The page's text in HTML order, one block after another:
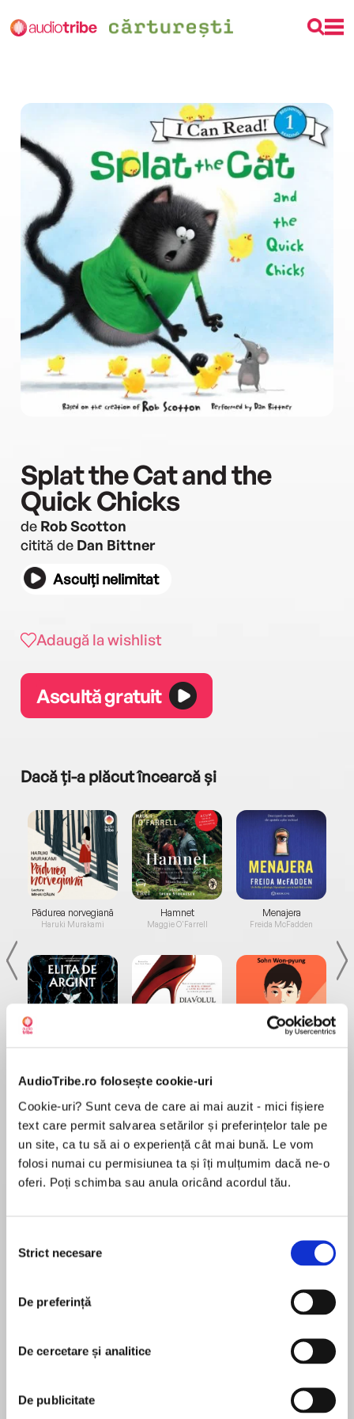
AudioTribe.ro folosește cookie-uri
Cookie-uri? Sunt ceva de care ai mai auzit - mici fișiere
text care permit salvarea setărilor și preferințelor tale pe
un site, ca tu să ai o experiență cât mai bună. Le vom
folosi numai cu permisiunea ta și îți mulțumim dacă ne-o
oferi. Poți schimba sau anula oricând acordul tău.
consimțământului
Strict necesare
De preferință
De cercetare și analitice
De publicitate
Splat the Cat and the
Quick Chicks
de Rob Scotton
citită de Dan Bittner
Asculți nelimitat
Adaugă la wishlist
Ascultă gratuit
Dacă ți-a plăcut încearcă și
Pădurea norvegiană
Haruki Murakami
Hamnet
Maggie O'Farrell
Menajera
Freida McFadden
Desprecarte
Splat's class project is taking care of chicken
When Splat takes the chicks home overnight,
pop up in the bathroom, hide inside his socks,
and fall asleep in the paint box! Will Splat be
quick and chick word family in this easy-to-read
În acest moment nu există recenzii